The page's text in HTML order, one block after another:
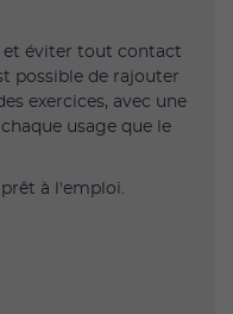
et éviter tout contact
possible de rajouter
exercices, avec une
usage que le
à l'emploi.